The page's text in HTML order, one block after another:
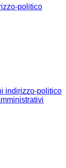
politico
indirizzo-politico